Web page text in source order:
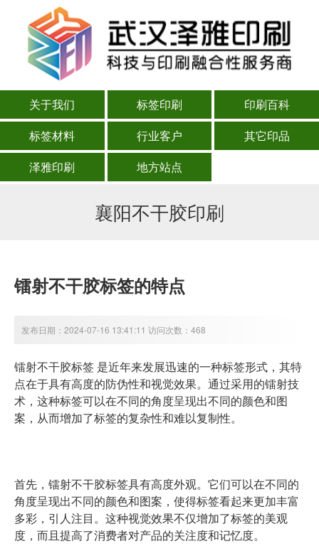
关于我们 标签印刷
印刷百科
标签材料
行业客户
其它印品
泽雅印刷
地方站点
襄阳不干胶印刷
镭射不干胶标签的特点
发布日期：2024-07-16 13:41:11 访问次数：468
镭射不干胶标签 是近年来发展迅速的一种标签形式，其特
点在于具有高度的防伪性和视觉效果。通过采用的镭射技
术，这种标签可以在不同的角度呈现出不同的颜色和图
案，从而增加了标签的复杂性和难以复制性。
首先，镭射不干胶标签具有高度外观。它们可以在不同的
角度呈现出不同的颜色和图案，使得标签看起来更加丰富
多彩，引人注目。这种视觉效果不仅增加了标签的美观
度，而且提高了消费者对产品的关注度和记忆度。